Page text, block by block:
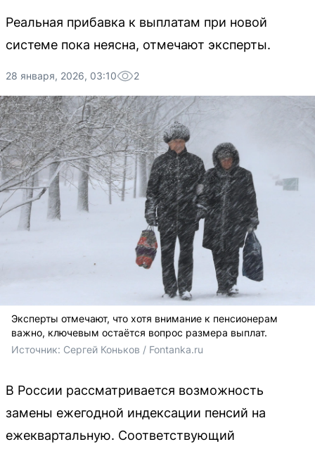
Реальная прибавка к выплатам при новой
системе пока неясна, отмечают эксперты.
28 января, 2026, 03:10 2
Эксперты отмечают, что хотя внимание к пенсионерам
важно, ключевым остаётся вопрос размера выплат.
Источник: Сергей Коньков / Fontanka.ru
В России рассматривается возможность
замены ежегодной индексации пенсий на
ежеквартальную. Соответствующий